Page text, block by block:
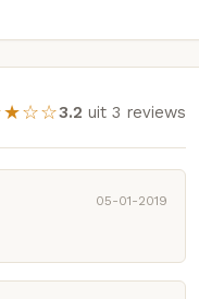
3.2 uit 3 reviews
05-01-2019